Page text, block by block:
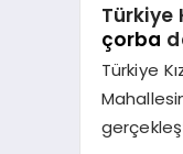
Türkiye
çorba
Türkiye